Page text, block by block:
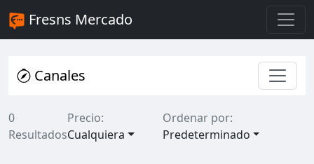
Fresns Mercado
Canales
0
Resultados
Precio:
Cualquiera
Ordenar por:
Predeterminado